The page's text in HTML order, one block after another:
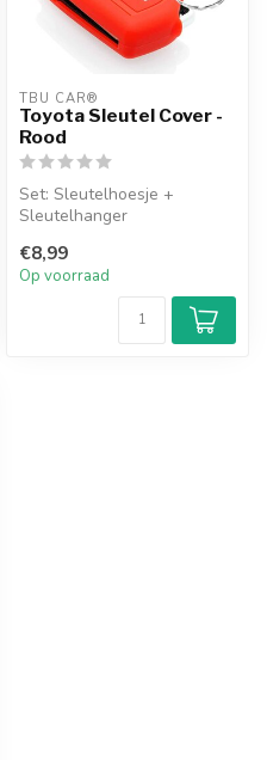
TBU CAR®
Toyota Sleutel Cover -
Rood
Set: Sleutelhoesje +
Sleutelhanger
€8,99
Op voorraad